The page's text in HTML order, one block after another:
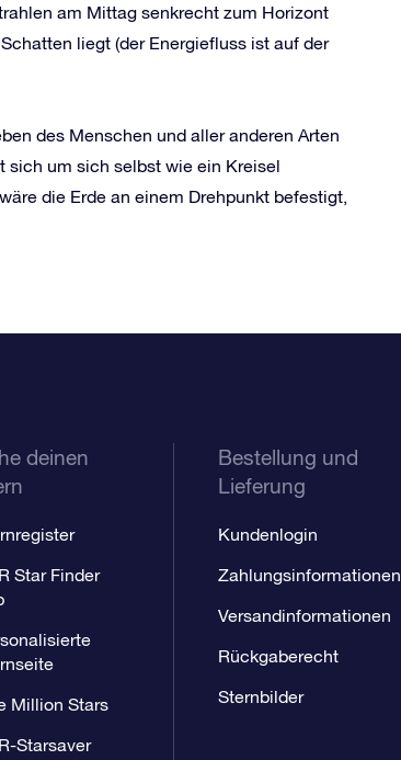
am Mittag senkrecht zum Horizont
liegt (der Energiefluss ist auf der
des Menschen und aller anderen Arten
sich um sich selbst wie ein Kreisel
die Erde an einem Drehpunkt befestigt,
deinen
Star Finder
Million Stars
Starsaver
Bestellung und
Lieferung
Kundenlogin
Zahlungsinformationen
Versandinformationen
Rückgaberecht
Sternbilder